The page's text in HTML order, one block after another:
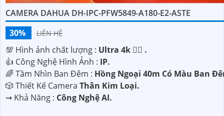
CAMERA DAHUA DH-IPC-PFW5849-A180-E2-ASTE
30%
LIÊN HỆ
💯 Hình ảnh chất lượng : Ultra 4k 👍🏾 .
👍 Công Nghệ Hình Ảnh : IP.
🌈 Tầm Nhìn Ban Đêm : Hồng Ngoại 40m Có Màu Ban
🎲 Thiết Kế Camera Thân Kim Loại.
️⇝ Khả Năng : Công Nghệ AI.